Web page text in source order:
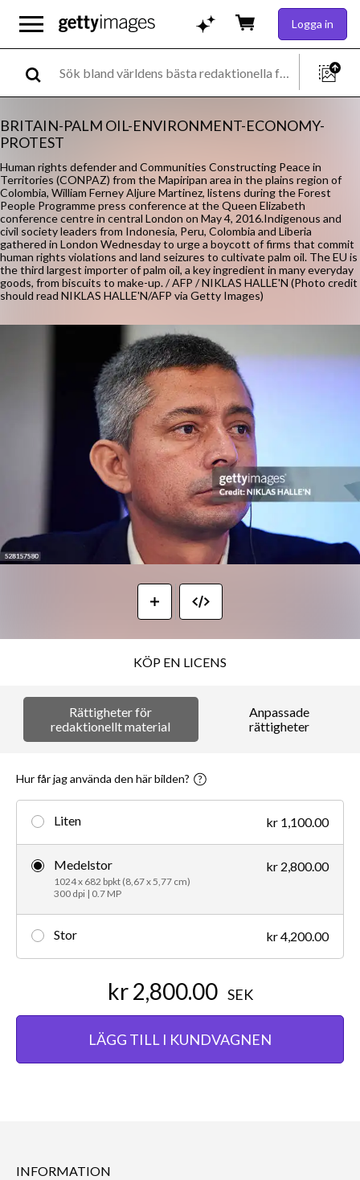
Logga in
BRITAIN-PALM OIL-ENVIRONMENT-ECONOMY-
PROTEST
Human rights defender and Communities Constructing Peace in
Territories (CONPAZ) from the Mapiripan area in the plains region of
Colombia, William Ferney Aljure Martinez, listens during the Forest
People Programme press conference at the Queen Elizabeth
conference centre in central London on May 4, 2016.Indigenous and
civil society leaders from Indonesia, Peru, Colombia and Liberia
gathered in London Wednesday to urge a boycott of firms that commit
human rights violations and land seizures to cultivate palm oil. The EU is
the third largest importer of palm oil, a key ingredient in many everyday
goods, from biscuits to make-up. / AFP / NIKLAS HALLE'N (Photo credit
should read NIKLAS HALLE'N/AFP via Getty Images)
KÖP EN LICENS
Rättigheter för
redaktionellt material
Anpassade
rättigheter
Hur får jag använda den här bilden?
Liten kr 1,100.00
Medelstor
1024 x 682 bpkt (8,67 x 5,77 cm)
300 dpi | 0.7 MP
kr 2,800.00
Stor kr 4,200.00
kr 2,800.00 SEK
LÄGG TILL I KUNDVAGNEN
INFORMATION